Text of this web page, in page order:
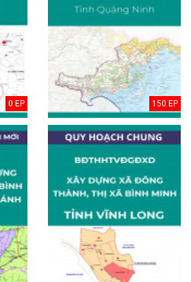
0 EP 150 EP